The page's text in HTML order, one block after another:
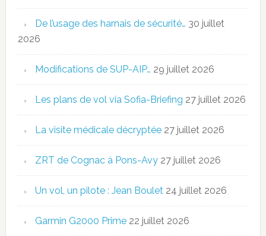
De l’usage des harnais de sécurité… 30 juillet
2026
Modifications de SUP-AIP… 29 juillet 2026
Les plans de vol via Sofia-Briefing 27 juillet 2026
La visite médicale décryptée 27 juillet 2026
ZRT de Cognac à Pons-Avy 27 juillet 2026
Un vol, un pilote : Jean Boulet 24 juillet 2026
Garmin G2000 Prime 22 juillet 2026